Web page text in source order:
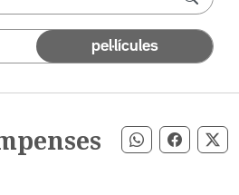
pel·lícules
Compartir